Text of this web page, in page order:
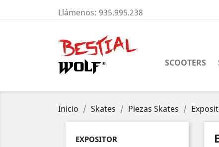
Llámenos: 935.995.238
SCOOTERS
Inicio Skates Piezas Skates
EXPOSITOR